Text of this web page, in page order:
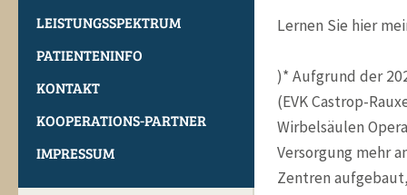
LEISTUNGSSPEKTRUM
PATIENTENINFO
KONTAKT
KOOPERATIONS-PARTNER
IMPRESSUM
Lernen Sie hier
)* Aufgrund der
(EVK Castrop-
Wirbelsäulen
Versorgung mehr
Zentren